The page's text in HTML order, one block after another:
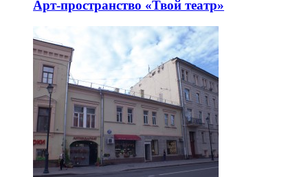
Арт-пространство «Твой театр»